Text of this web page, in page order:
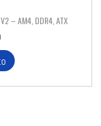
– AM4, DDR4, ATX